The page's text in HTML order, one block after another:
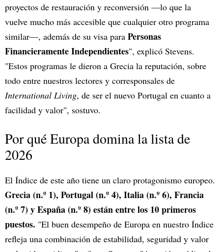
proyectos de restauración y reconversión —lo que la
vuelve mucho más accesible que cualquier otro programa
similar—, además de su visa para Personas
Financieramente Independientes", explicó Stevens.
"Estos programas le dieron a Grecia la reputación, sobre
todo entre nuestros lectores y corresponsales de
International Living, de ser el nuevo Portugal en cuanto a
facilidad y valor", sostuvo.
Por qué Europa domina la lista de
2026
El Índice de este año tiene un claro protagonismo europeo.
Grecia (n.º 1), Portugal (n.º 4), Italia (n.º 6), Francia
(n.º 7) y España (n.º 8) están entre los 10 primeros
puestos. "El buen desempeño de Europa en nuestro Índice
refleja una combinación de estabilidad, seguridad y valor